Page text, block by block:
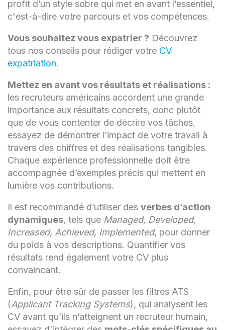
profit d’un style sobre qui met en avant l’essentiel,
c'est-à-dire votre parcours et vos compétences.
Vous souhaitez vous expatrier ? Découvrez
tous nos conseils pour rédiger votre CV
expatriation.
Mettez en avant vos résultats et réalisations :
les recruteurs américains accordent une grande
importance aux résultats concrets, donc plutôt
que de vous contenter de décrire vos tâches,
essayez de démontrer l’impact de votre travail à
travers des chiffres et des réalisations tangibles.
Chaque expérience professionnelle doit être
accompagnée d’exemples précis qui mettent en
lumière vos contributions.
Il est recommandé d’utiliser des verbes d’action
dynamiques, tels que Managed, Developed,
Increased, Achieved, Implemented, pour donner
du poids à vos descriptions. Quantifier vos
résultats rend également votre CV plus
convaincant.
Enfin, pour être sûr de passer les filtres ATS
(Applicant Tracking Systems), qui analysent les
CV avant qu’ils n’atteignent un recruteur humain,